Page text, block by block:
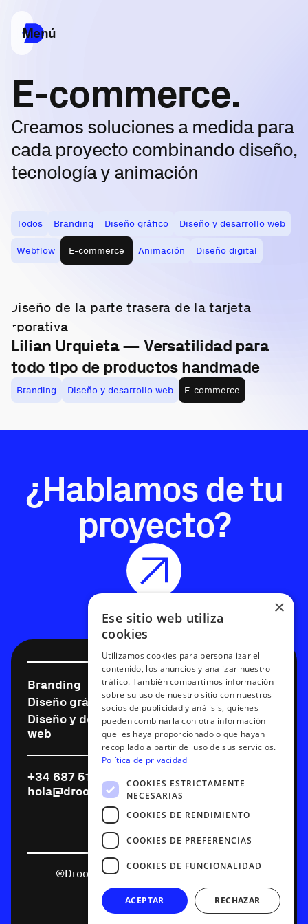
Menú
E-commerce.
Creamos soluciones a medida para
cada proyecto combinando diseño,
tecnología y animación
Todos Branding Diseño gráfico Diseño y desarrollo web
Webflow E-commerce Animación Diseño digital
Lilian Urquieta — Versatilidad para
todo tipo de productos handmade
Branding Diseño y desarrollo web E-commerce
¿Hablamos de tu
proyecto?
Branding
Diseño gráfico
Diseño y desarrollo
web
Diseño digital
Motion graphics
Expertos en Webflow
+34 687 515 232
hola@drool.es
Instagram
Linkedin
X
®Drool. Todos los derechos reservados
Aviso legal
Política de privacidad
×
Ese sitio web utiliza
cookies
Utilizamos cookies para personalizar el
contenido, los anuncios y analizar nuestro
tráfico. También compartimos información
sobre su uso de nuestro sitio con nuestros
socios de publicidad y análisis, quienes
pueden combinarla con otra información
que les haya proporcionado o que hayan
recopilado a partir del uso de sus servicios.
Política de privacidad
COOKIES ESTRICTAMENTE
NECESARIAS
COOKIES DE RENDIMIENTO
COOKIES DE PREFERENCIAS
COOKIES DE FUNCIONALIDAD
ACEPTAR RECHAZAR